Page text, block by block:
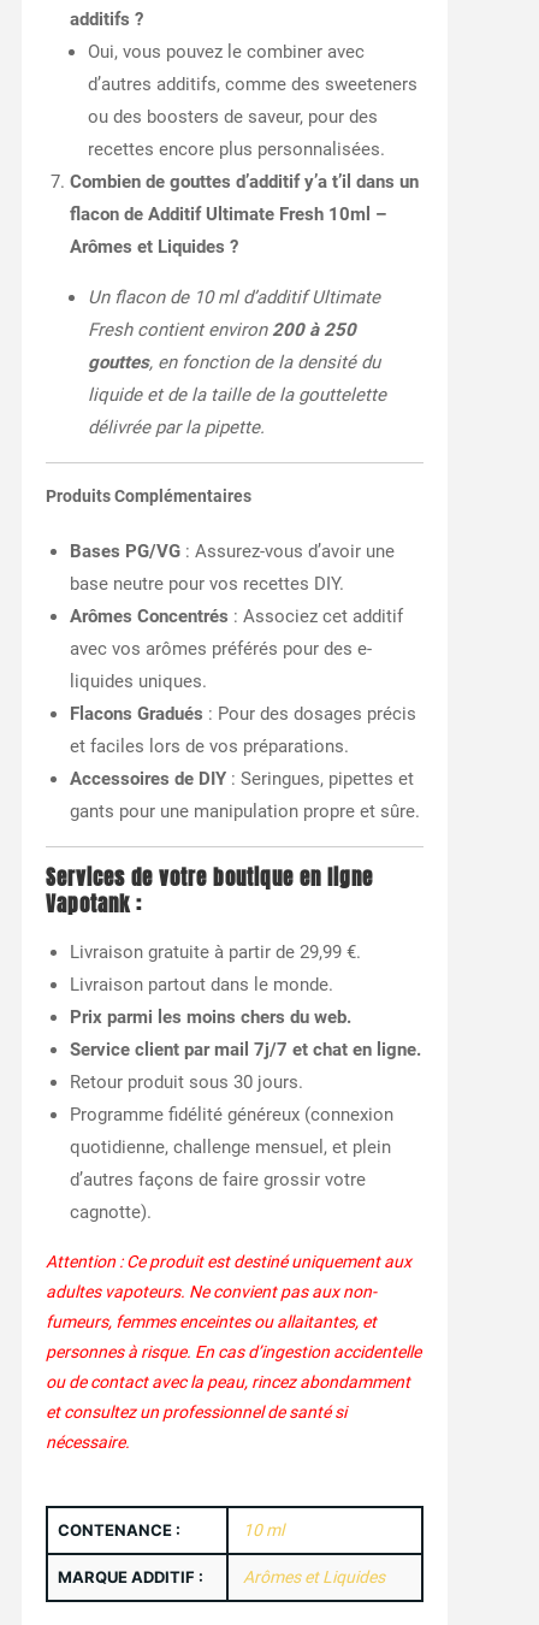
additifs ?
Oui, vous pouvez le combiner avec
d’autres additifs, comme des sweeteners
ou des boosters de saveur, pour des
recettes encore plus personnalisées.
Combien de gouttes d’additif y’a t’il dans un
flacon de Additif Ultimate Fresh 10ml –
Arômes et Liquides ?
Un flacon de 10 ml d’additif Ultimate
Fresh contient environ200 à 250
gouttes, en fonction de la densité du
liquide et de la taille de la gouttelette
délivrée par la pipette.
Produits Complémentaires
Bases PG/VG: Assurez-vous d’avoir une
base neutre pour vos recettes DIY.
Arômes Concentrés : Associez cet additif
avec vos arômes préférés pour des e-
liquides uniques.
Flacons Gradués : Pour des dosages précis
et faciles lors de vos préparations.
Accessoires de DIY: Seringues, pipettes et
gants pour une manipulation propre et sûre.
Services de votre boutique en ligne
Vapotank :
Livraison gratuite à partir de 29,99 €.
Livraison partout dans le monde.
Prix parmi les moins chers du web.
Service client par mail 7j/7 et chat en ligne.
Retour produit sous 30 jours.
Programme fidélité généreux (connexion
quotidienne, challenge mensuel, et plein
d’autres façons de faire grossir votre
cagnotte).
Attention : Ce produit est destiné uniquement aux
adultes vapoteurs. Ne convient pas aux non-
fumeurs, femmes enceintes ou allaitantes, et
personnes à risque. En cas d’ingestion accidentelle
ou de contact avec la peau, rincez abondamment
et consultez un professionnel de santé si
nécessaire.
CONTENANCE : 10 ml
MARQUE ADDITIF : Arômes et Liquides